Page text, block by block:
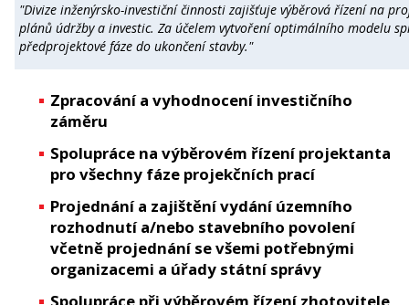
"Divize inženýrsko-investiční činnosti zajišťuje výběrová řízení na
plánů údržby a investic. Za účelem vytvoření optimálního modelu
předprojektové fáze do ukončení stavby."
Zpracování a vyhodnocení investičního
záměru
Spolupráce na výběrovém řízení projektanta
pro všechny fáze projekčních prací
Projednání a zajištění vydání územního
rozhodnutí a/nebo stavebního povolení
včetně projednání se všemi potřebnými
organizacemi a úřady státní správy